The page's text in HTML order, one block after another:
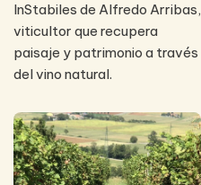
InStabiles de Alfredo Arribas,
viticultor que recupera
paisaje y patrimonio a través
del vino natural.